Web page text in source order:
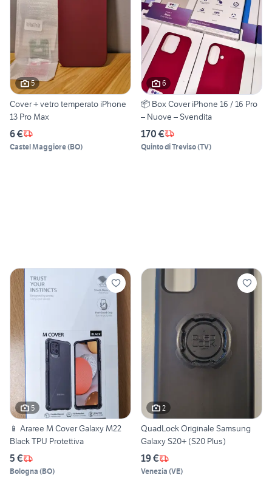
5
Cover + vetro temperato iPhone
13 Pro Max
6 €
Castel Maggiore(BO)
6
📦 Box Cover iPhone 16 / 16 Pro
– Nuove – Svendita
170 €
Quinto di Treviso(TV)
5
📱 Araree M Cover Galaxy M22
Black TPU Protettiva
5 €
Bologna (BO)
2
QuadLock Originale Samsung
Galaxy S20+ (S20 Plus)
19 €
Venezia (VE)